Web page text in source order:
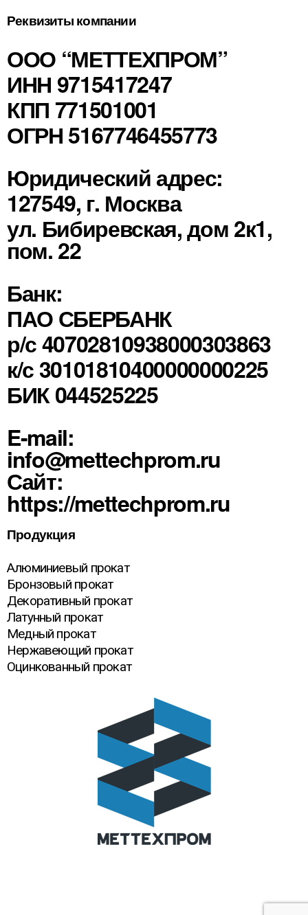
Реквизиты компании
ООО “МЕТТЕХПРОМ”
ИНН 9715417247
КПП 771501001
ОГРН 5167746455773
Юридический адрес:
127549, г. Москва
ул. Бибиревская, дом 2к1,
пом. 22
Банк:
ПАО СБЕРБАНК
р/с 40702810938000303863
к/с 30101810400000000225
БИК 044525225
E-mail:
info@mettechprom.ru
Сайт:
https://mettechprom.ru
Продукция
Алюминиевый прокат
Бронзовый прокат
Декоративный прокат
Латунный прокат
Медный прокат
Нержавеющий прокат
Оцинкованный прокат